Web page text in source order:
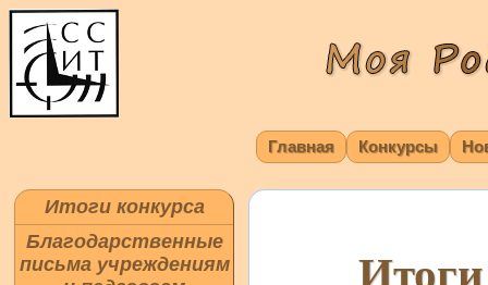
Главная Конкурсы
Итоги конкурса
Благодарственные
письма учреждениям
Итоги